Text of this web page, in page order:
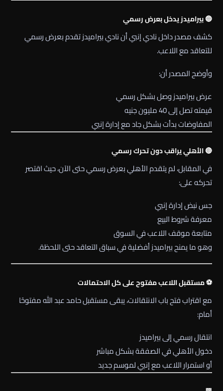
🔵 بيراميدز يدخل بعرض رسمي
كشف مصدر داخل ناديإنبيأن ناديبيراميدزتقدم بعرض رسمي
للتعاقد مع اللاعب.
وأوضح المصدر أن:
عرض بيراميدز وصل بشكل رسمي
قيمته تصل إلى 40 مليون جنيه
المفاوضات بدأت بشكل جاد مع إدارة إنبي
🔴 الأهلي يراقب دون تحرك رسمي
في المقابل، لم يتقدمالأهليبعرض رسمي حتى الآن، حيث اقتصر
تحركه على:
جس نبض إدارة إنبي
معرفة شروط البيع
متابعة موقف اللاعب في السوق
وهو ما يمنح بيراميدز أفضلية في سباق التعاقد حتى اللحظة.
⚽ مستقبل اللاعب مفتوح على كل الاحتمالات
مع اقتراب فتح باب الانتقالات، يبقى مستقبل حامد عبد الله مفتوحًا
أمام:
انتقال رسمي إلى بيراميدز
دخول الأهلي في الصفقة بشكل مباشر
أو استمرار اللاعب مع إنبي لموسم جديد